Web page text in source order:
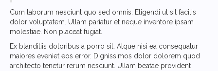
Cum laborum nesciunt quo sed omnis. Eligendi ut sit facilis
dolor voluptatem. Ullam pariatur et neque inventore ipsam
molestiae. Non placeat fugiat.
Ex blanditiis doloribus a porro sit. Atque nisi ea consequatur
maiores eveniet eos error. Dignissimos dolor dolorem quod
architecto tenetur rerum nesciunt. Ullam beatae provident